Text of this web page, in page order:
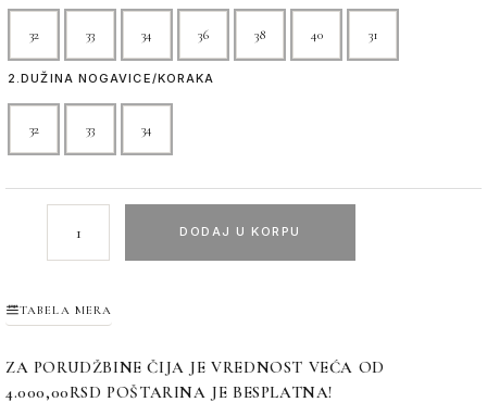
32 33 34 36 38 40 31
2.DUŽINA NOGAVICE/KORAKA
32 33 34
DODAJ U KORPU
TABELA MERA
ZA PORUDŽBINE ČIJA JE VREDNOST VEĆA OD
4.000,00RSD POŠTARINA JE BESPLATNA!